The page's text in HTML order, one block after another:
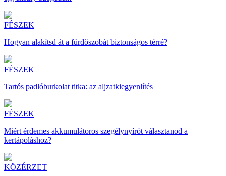
FÉSZEK
Hogyan alakítsd át a fürdőszobát biztonságos térré?
FÉSZEK
Tartós padlóburkolat titka: az aljzatkiegyenlítés
FÉSZEK
Miért érdemes akkumulátoros szegélynyírót választanod a
kertápoláshoz?
KÖZÉRZET